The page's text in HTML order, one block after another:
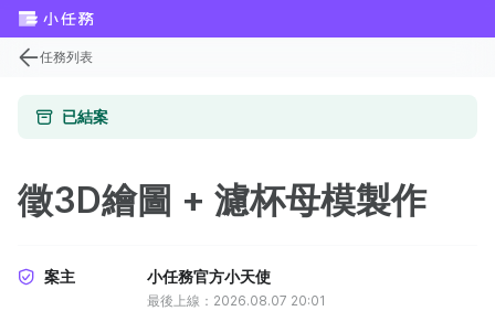
任務列表
已結案
徵3D繪圖 + 濾杯母模製作
案主 小任務官方小天使
最後上線：2026.08.07 20:01